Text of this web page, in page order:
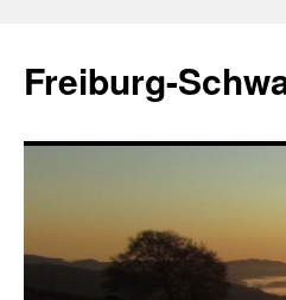
springen
Freiburg-